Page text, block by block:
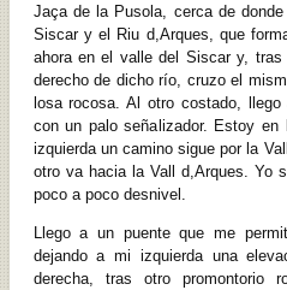
Jaça de la Pusola, cerca de
Siscar y el Riu d,Arques, que
ahora en el valle del Siscar y,
derecho de dicho río, cruzo el
losa rocosa. Al otro costado, llego
con un palo señalizador. Estoy
izquierda un camino sigue por la
otro va hacia la Vall d,Arques. Yo
poco a poco desnivel.
Llego a un puente que me
dejando a mi izquierda una
derecha, tras otro promontorio